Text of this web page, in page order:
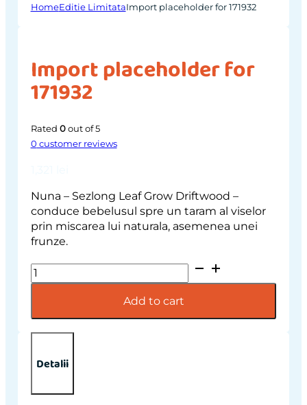
HomeEditie LimitataImport placeholder for 171932
Import placeholder for
171932
Rated 0out of 5
0 customer reviews
Nuna – Sezlong Leaf Grow Driftwood –
conduce bebelusul spre un taram al viselor
prin miscarea lui naturala, asemenea unei
frunze.
Import
placeholder
Add to cart
Detalii